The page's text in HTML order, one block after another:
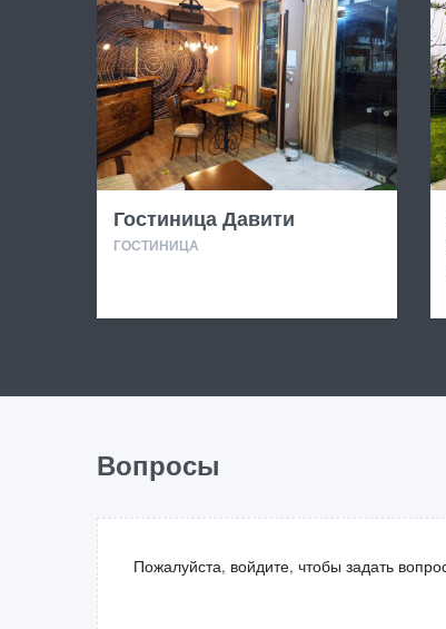
Гостиница Давити
ГОСТИНИЦА
Вопросы
Пожалуйста, войдите, чтобы задать